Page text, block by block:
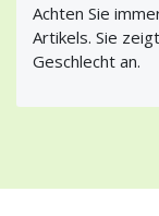
Achten Sie
Artikels. Sie
Geschlecht an.